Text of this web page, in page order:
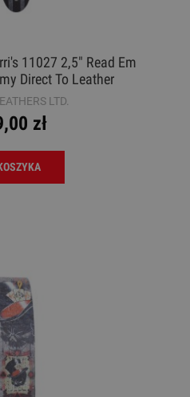
11027 2,5" Read Em
Direct To Leather
LTD.
zł